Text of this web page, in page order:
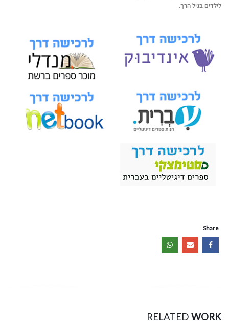
לילדים בגיל הרך.
Share
RELATED WORK